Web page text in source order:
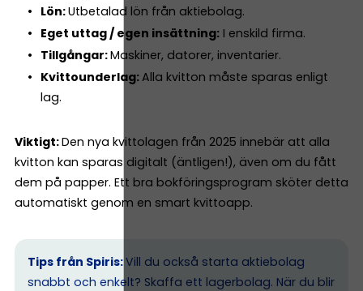
Lön:Utbetalad lön från aktiebolag.
Eget uttag / egen insättning:I enskild firma.
Tillgångar:Maskiner, datorer, inventarier.
Kvittounderlag:Alla kvitton måste sparas enligt
lag.
Viktigt:Den nya kvittolagen från 2025 innebär att alla
kvitton kan sparas digitalt (äntligen!), även om du fått
dem på papper. Ett bra bokföringsprogram sköter detta
automatiskt genom en smart kvittoapp.
Tips från Spiris:Vill du också starta aktiebolag
snabbt och enkelt? Skaffa ett lagerbolag. När du blir